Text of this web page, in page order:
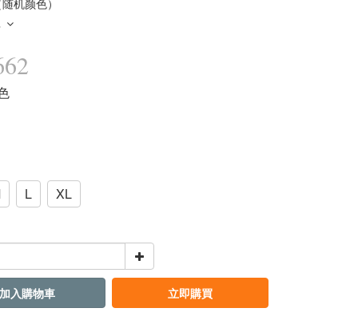
机颜色）
L XL
加入購物車 立即購買